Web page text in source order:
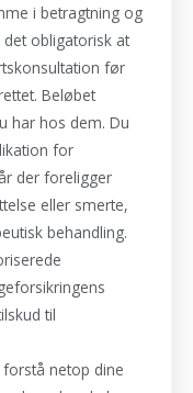
i betragtning og
obligatorisk at
før
Beløbet
har hos dem. Du
for
der foreligger
eller smerte,
behandling.
til
netop dine